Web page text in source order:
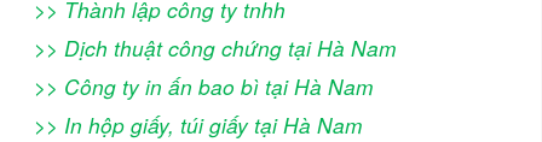
>> Thành lập công ty tnhh
>> Dịch thuật công chứng tại Hà Nam
>> Công ty in ấn bao bì tại Hà Nam
>> In hộp giấy, túi giấy tại Hà Nam